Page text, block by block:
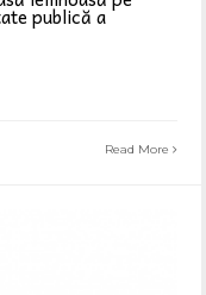
publică a
Read More